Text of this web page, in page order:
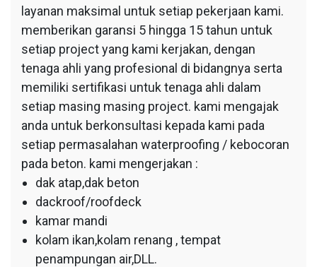
layanan maksimal untuk setiap pekerjaan kami.
memberikan garansi 5 hingga 15 tahun untuk
setiap project yang kami kerjakan, dengan
tenaga ahli yang profesional di bidangnya serta
memiliki sertifikasi untuk tenaga ahli dalam
setiap masing masing project. kami mengajak
anda untuk berkonsultasi kepada kami pada
setiap permasalahan waterproofing / kebocoran
pada beton. kami mengerjakan :
dak atap,dak beton
dackroof/roofdeck
kamar mandi
kolam ikan,kolam renang , tempat
penampungan air,DLL.